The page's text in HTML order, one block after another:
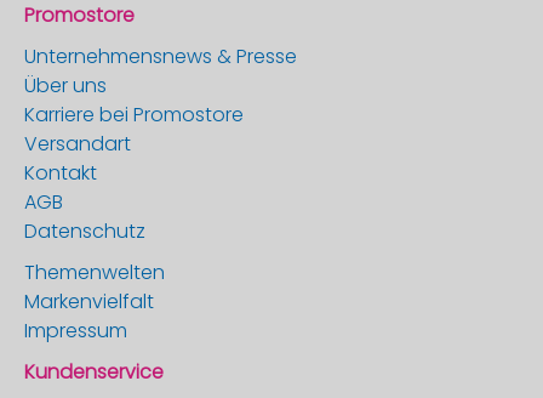
Promostore
Unternehmensnews & Presse
Über uns
Karriere bei Promostore
Versandart
Kontakt
AGB
Datenschutz
Themenwelten
Markenvielfalt
Impressum
Kundenservice